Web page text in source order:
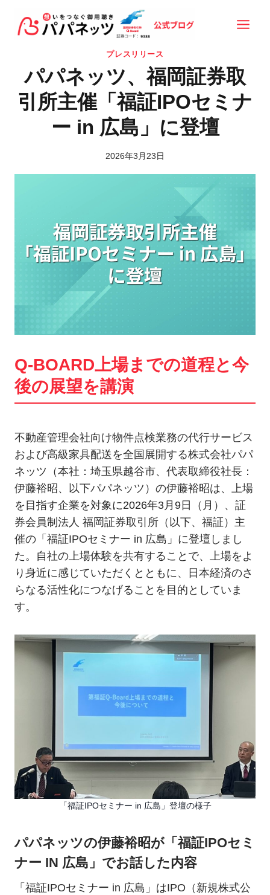
プレスリリース
パパネッツ、福岡証券取
引所主催「福証IPOセミナ
ー in 広島」に登壇
2026年3月23日
Q-BOARD上場までの道程と今
後の展望を講演
不動産管理会社向け物件点検業務の代行サービス
および高級家具配送を全国展開する株式会社パパ
ネッツ（本社：埼玉県越谷市、代表取締役社長：
伊藤裕昭、以下パパネッツ）の伊藤裕昭は、上場
を目指す企業を対象に2026年3月9日（月）、証
券会員制法人 福岡証券取引所（以下、福証）主
催の「福証IPOセミナー in 広島」に登壇しまし
た。自社の上場体験を共有することで、上場をよ
り身近に感じていただくとともに、日本経済のさ
らなる活性化につなげることを目的としていま
す。
「福証IPOセミナー in 広島」登壇の様子
パパネッツの伊藤裕昭が「福証IPOセミ
ナー IN 広島」でお話した内容
「福証IPOセミナー in 広島」はIPO（新規株式公